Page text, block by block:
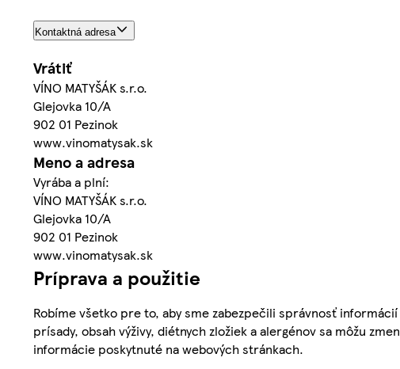
Kontaktná adresa
Vrátiť
VÍNO MATYŠÁK s.r.o.
Glejovka 10/A
902 01 Pezinok
www.vinomatysak.sk
Meno a adresa
Vyrába a plní:
VÍNO MATYŠÁK s.r.o.
Glejovka 10/A
902 01 Pezinok
www.vinomatysak.sk
Príprava a použitie
Robíme všetko pre to, aby sme zabezpečili správnosť
prísady, obsah výživy, diétnych zložiek a alergénov sa môžu
informácie poskytnuté na webových stránkach.